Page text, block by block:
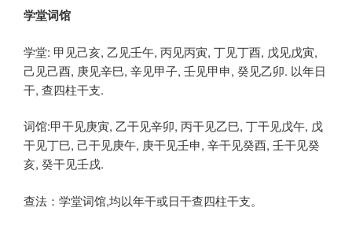
学堂词馆
学堂: 甲见己亥, 乙见壬午, 丙见丙寅, 丁见丁酉, 戊见戊寅,
己见己酉, 庚见辛巳, 辛见甲子, 壬见甲申, 癸见乙卯. 以年日
干, 查四柱干支.
词馆:甲干见庚寅, 乙干见辛卯, 丙干见乙巳, 丁干见戊午, 戊
干见丁巳, 己干见庚午, 庚干见壬申, 辛干见癸酉, 壬干见癸
亥, 癸干见壬戌.
查法：学堂词馆,均以年干或日干查四柱干支。